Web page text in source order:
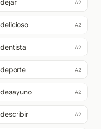
dejar A2
delicioso A2
dentista A2
deporte A2
desayuno A2
describir A2